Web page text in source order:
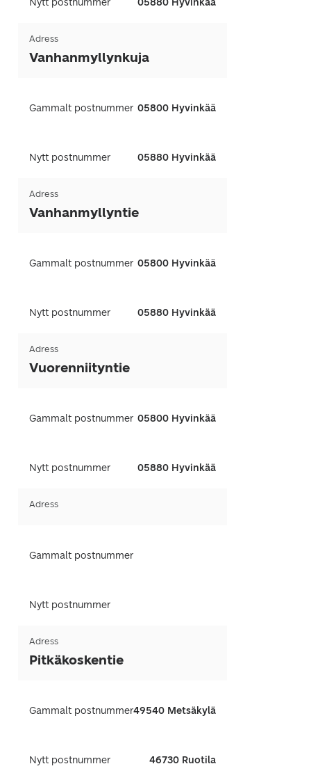
Nytt postnummer 05880 Hyvinkää
Adress
Vanhanmyllynkuja
Gammalt postnummer 05800 Hyvinkää
Nytt postnummer 05880 Hyvinkää
Adress
Vanhanmyllyntie
Gammalt postnummer 05800 Hyvinkää
Nytt postnummer 05880 Hyvinkää
Adress
Vuorenniityntie
Gammalt postnummer 05800 Hyvinkää
Nytt postnummer 05880 Hyvinkää
Adress
Gammalt postnummer
Nytt postnummer
Adress
Pitkäkoskentie
Gammalt postnummer49540 Metsäkylä
Nytt postnummer 46730 Ruotila